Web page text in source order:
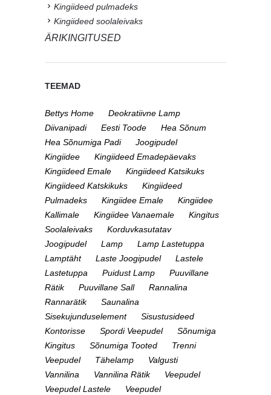
Kingiideed pulmadeks
Kingiideed soolaleivaks
ÄRIKINGITUSED
TEEMAD
Bettys Home
Deokratiivne Lamp
Diivanipadi
Eesti Toode
Hea Sõnum
Hea Sõnumiga Padi
Joogipudel
Kingiidee
Kingiideed Emadepäevaks
Kingiideed Emale
Kingiideed Katsikuks
Kingiideed Katskikuks
Kingiideed
Pulmadeks
Kingiidee Emale
Kingiidee
Kallimale
Kingiidee Vanaemale
Kingitus
Soolaleivaks
Korduvkasutatav
Joogipudel
Lamp
Lamp Lastetuppa
Lamptäht
Laste Joogipudel
Lastele
Lastetuppa
Puidust Lamp
Puuvillane
Rätik
Puuvillane Sall
Rannalina
Rannarätik
Saunalina
Sisekujunduselement
Sisustusideed
Kontorisse
Spordi Veepudel
Sõnumiga
Kingitus
Sõnumiga Tooted
Trenni
Veepudel
Tähelamp
Valgusti
Vannilina
Vannilina Rätik
Veepudel
Veepudel Lastele
Veepudel